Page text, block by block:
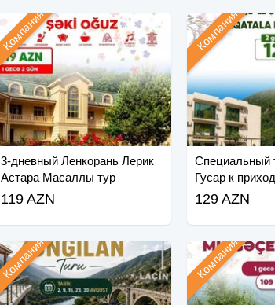
3-дневный Ленкорань Лерик
Астара Масаллы тур
Компания
119 AZN
Специальный
Гусар к
Компания
129 AZN
Компания Компания